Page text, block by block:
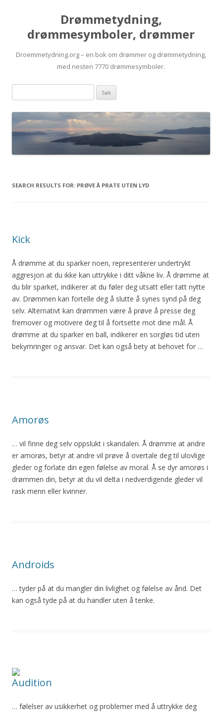
Drømmetydning,
drømmesymboler, drømmer
Droemmetydning.org – en bok om drømmer og drømmetydning,
med nesten 7770 drømmesymboler.
Skip
content
søk:
SEARCH RESULTS FOR: PRØVE Å PRATE UTEN LYD
Kick
Å drømme at du sparker noen, representerer undertrykt
aggresjon at du ikke kan uttrykke i ditt våkne liv. Å drømme at
du blir sparket, indikerer at du føler deg utsatt eller tatt nytte
av. Drømmen kan fortelle deg å slutte å synes synd på deg
selv. Alternativt kan drømmen være å prøve å presse deg
fremover og motivere deg til å fortsette mot dine mål. Å
drømme at du sparker en ball, indikerer en sorgløs tid uten
bekymringer og ansvar. Det kan også bety at behovet for …
Amorøs
… vil finne deg selv oppslukt i skandalen. Å drømme at andre
er amorøs, betyr at andre vil prøve å overtale deg til ulovlige
gleder og forlate din egen følelse av moral. Å se dyr amorøs i
drømmen din, betyr at du vil delta i nedverdigende gleder vil
rask menn eller kvinner.
Androids
… tyder på at du mangler din livlighet og følelse av ånd. Det
kan også tyde på at du handler uten å tenke.
Audition
… følelser av usikkerhet og problemer med å uttrykke deg